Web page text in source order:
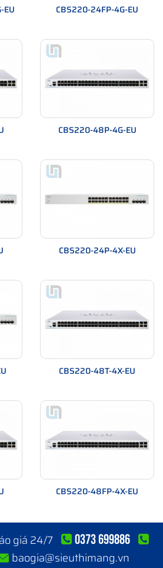
EU CBS220-24FP-4G-EU
CBS220-48P-4G-EU
CBS220-24P-4X-EU
CBS220-48T-4X-EU
CBS220-48FP-4X-EU
giá 24/7
0373 699886
baogia@sieuthimang.vn